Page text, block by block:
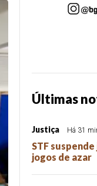
Últimas
Justiça Há 31
STF
jogos de azar